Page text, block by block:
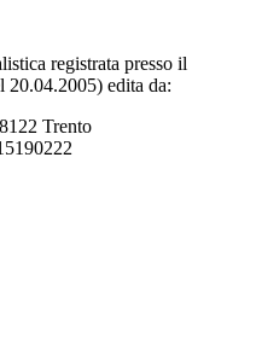
registrata presso il
20.04.2005) edita da:
Trento